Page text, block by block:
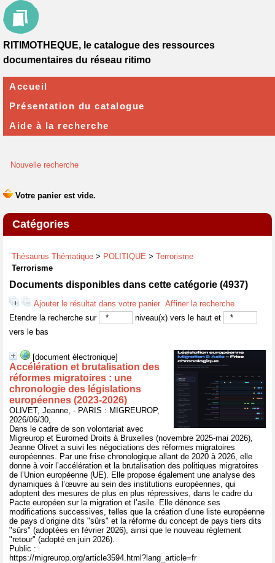
Nouvelle recherche
Catégories
Thésaurus Thématique > POLITIQUE > Terrorisme
Terrorisme
Documents disponibles dans cette catégorie (4937)
Ajouter le résultat dans votre panier Affiner la recherche
Etendre la recherche sur
niveau(x) vers le haut et
vers le bas
[document électronique]
Accélération et brutalisation des
réformes migratoires : une
chronologie des législations
européennes (2023-2026)
OLIVET, Jeanne, - PARIS : MIGREUROP,
2026/06/30,
Dans le cadre de son volontariat avec
Migreurop et Euromed Droits à Bruxelles (novembre 2025-mai 2026),
Jeanne Olivet a suivi les négociations des réformes migratoires
européennes. Par une frise chronologique allant de 2020 à 2026, elle
donne à voir l’accélération et la brutalisation des politiques migratoires
de l’Union européenne (UE). Elle propose également une analyse des
dynamiques à l’œuvre au sein des institutions européennes, qui
adoptent des mesures de plus en plus répressives, dans le cadre du
Pacte européen sur la migration et l’asile. Elle dénonce ses
modifications successives, telles que la création d’une liste européenne
de pays d’origine dits "sûrs" et la réforme du concept de pays tiers dits
"sûrs" (adoptées en février 2026), ainsi que le nouveau règlement
"retour" (adopté en juin 2026).
Public :
https://migreurop.org/article3594.html?lang_article=fr
RITIMOTHEQUE, le catalogue des ressources
documentaires du réseau ritimo
Accueil
Présentation du catalogue
Aide à la recherche